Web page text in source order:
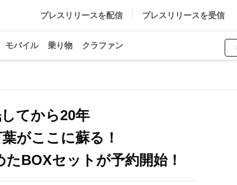
プレスリリースを配信 プレスリリースを受信
モバイル 乗り物 クラファン
てから20年
がここに蘇る！
BOXセットが予約開始！